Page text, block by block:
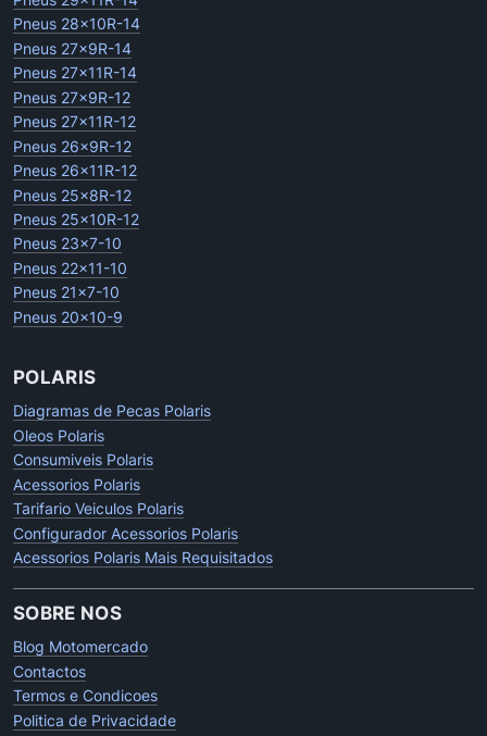
Pneus 28x10R-14
Pneus 27x9R-14
Pneus 27x11R-14
Pneus 27x9R-12
Pneus 27x11R-12
Pneus 26x9R-12
Pneus 26x11R-12
Pneus 25x8R-12
Pneus 25x10R-12
Pneus 23x7-10
Pneus 22x11-10
Pneus 21x7-10
Pneus 20x10-9
POLARIS
Diagramas de Pecas Polaris
Oleos Polaris
Consumiveis Polaris
Acessorios Polaris
Tarifario Veiculos Polaris
Configurador Acessorios Polaris
Acessorios Polaris Mais Requisitados
SOBRE NOS
Blog Motomercado
Contactos
Termos e Condicoes
Politica de Privacidade